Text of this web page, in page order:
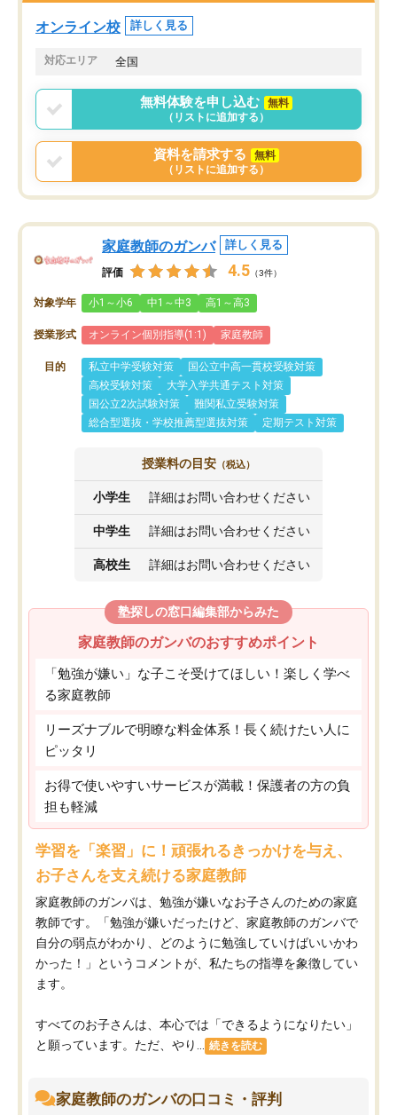
るのでやる気も出て、良かったで
す！！
を社会人として働いてい
標を見つける事が出来ま
オンライン校 詳しく見る
対応エリア 全国
無料体験を申し込む
無料
（リストに追加する）
資料を請求する
無料
（リストに追加する）
家庭教師のガンバ 詳しく見る
評価 4.5 （3件）
対象学年 小1～小6 中1～中3 高1～高3
授業形式 オンライン個別指導(1:1) 家庭教師
目的 私立中学受験対策
国公立中高一貫校受験対策
高校受験対策
大学入学共通テスト対策
国公立2次試験対策
難関私立受験対策
総合型選抜・学校推薦型選抜対策
定期テスト対策
授業料の目安 （税込）
小学生 詳細はお問い合わせください
中学生 詳細はお問い合わせください
高校生 詳細はお問い合わせください
塾探しの窓口編集部からみた
家庭教師のガンバのおすすめポイント
「勉強が嫌い」な子こそ受けてほしい！楽しく学べ
る家庭教師
リーズナブルで明瞭な料金体系！長く続けたい人に
ピッタリ
お得で使いやすいサービスが満載！保護者の方の負
担も軽減
学習を「楽習」に！頑張れるきっかけを与え、
お子さんを支え続ける家庭教師
家庭教師のガンバは、勉強が嫌いなお子さんのための家庭
教師です。「勉強が嫌いだったけど、家庭教師のガンバで
自分の弱点がわかり、どのように勉強していけばいいかわ
かった！」というコメントが、私たちの指導を象徴してい
ます。
すべてのお子さんは、本心では「できるようになりたい」
と願っています。ただ、やり...
続きを読む
家庭教師のガンバの口コミ・評判